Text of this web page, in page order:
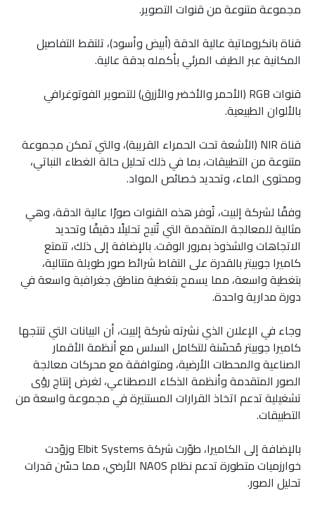
مجموعة متنوعة من قنوات التصوير.
قناة بانكروماتية عالية الدقة (أبيض وأسود)، تلتقط التفاصيل
المكانية عبر الطيف المرئي بأكمله بدقة عالية.
قنوات RGB (الأحمر والأخضر والأزرق) للتصوير الفوتوغرافي
بالألوان الطبيعية.
قناة NIR (الأشعة تحت الحمراء القريبة)، والتي تمكن مجموعة
متنوعة من التطبيقات، بما في ذلك تحليل حالة الغطاء النباتي،
ومحتوى الماء، وتحديد خصائص المواد.
وفقًا لشركة إلبيت، تُوفر هذه القنوات صورًا عالية الدقة، وهي
مثالية للمعالجة المتقدمة التي تُتيح تحليلًا دقيقًا وتحديد
الاتجاهات والشذوذ بمرور الوقت. بالإضافة إلى ذلك، تتمتع
كاميرا جوبيتر بالقدرة على التقاط شرائط صور طويلة متتالية،
بتغطية واسعة، مما يسمح بتغطية مناطق جغرافية واسعة في
دورة مدارية واحدة.
وجاء في الإعلان الذي نشرته شركة إلبيت، أن البيانات التي تنتجها
كاميرا جوبيتر مُحسّنة للتكامل السلس مع أنظمة الأقمار
الصناعية والمحطات الأرضية، ومتوافقة مع محركات معالجة
الصور المتقدمة وأنظمة الذكاء الاصطناعي، لغرض إنتاج رؤى
تشغيلية تدعم اتخاذ القرارات المستنيرة في مجموعة واسعة من
التطبيقات.
بالإضافة إلى الكاميرا، طوّرت شركة Elbit Systems وزوّدت
خوارزميات متطورة تدعم نظام NAOS الأرضي، مما حسّن قدرات
تحليل الصور.